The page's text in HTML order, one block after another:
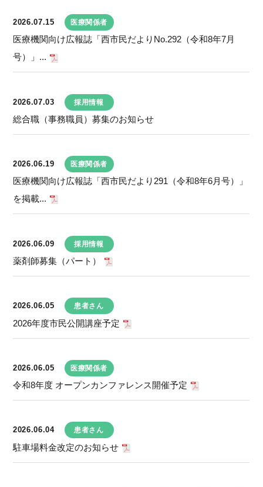
2026.07.15 医療関係者
医療機関向け広報誌「西市民だよりNo.292（令和8年7月
号）」...
2026.07.03 採用情報
総合職（事務職員）募集のお知らせ
2026.06.19 医療関係者
医療機関向け広報誌「西市民だより291（令和8年6月号）」
を掲載...
2026.06.09 採用情報
薬剤師募集（パート）
2026.06.05 患者さん
2026年度市民公開講座予定
2026.06.05 医療関係者
令和8年度 オープンカンファレンス開催予定
2026.06.04 患者さん
駐車場料金改定のお知らせ